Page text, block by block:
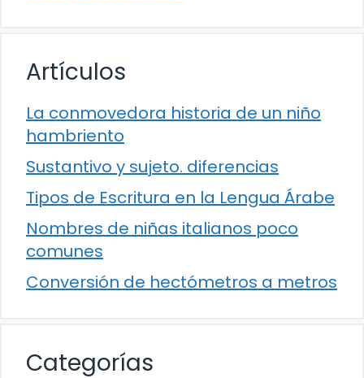
Artículos
La conmovedora historia de un niño
hambriento
Sustantivo y sujeto. diferencias
Tipos de Escritura en la Lengua Árabe
Nombres de niñas italianos poco
comunes
Conversión de hectómetros a metros
Categorías